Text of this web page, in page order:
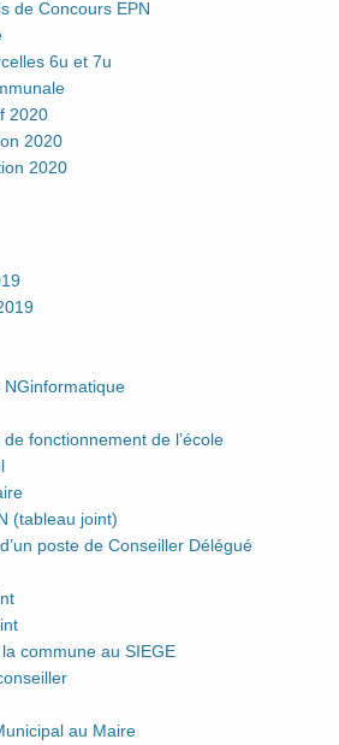
Concours EPN
6u et 7u
2020
2020
2020
fonctionnement de l’école
(tableau joint)
poste de Conseiller Délégué
commune au SIEGE
au Maire